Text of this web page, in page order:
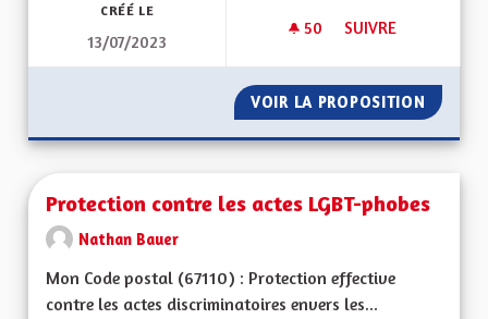
CRÉÉ LE
13/07/2023
50 50 ABONNÉS
SUIVRE
VOIR LA PROPOSITION
Protection contre les actes LGBT-phobes
Nathan Bauer
Mon Code postal (67110) : Protection effective
contre les actes discriminatoires envers les...